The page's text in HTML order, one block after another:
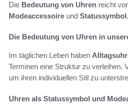
Die Bedeutung von Uhren reicht
Modeaccessoire und Statussymbol.
Die Bedeutung von Uhren in
Im täglichen Leben haben
Terminen eine Struktur zu verleihen.
um ihren individuellen Stil zu
Uhren als Statussymbol und